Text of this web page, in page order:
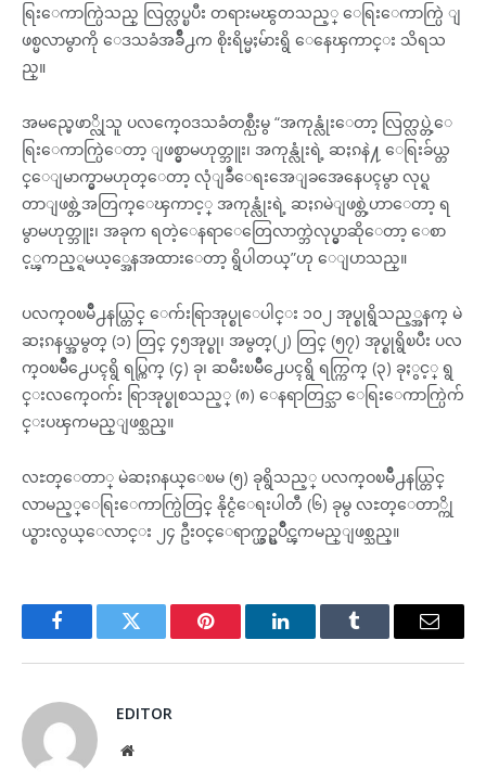
ရြးေကာက္ပြဲသည္ လြတ္လပ္ၿပီး တရားမၽွတသည့္ ေရြးေကာက္ပြဲ ျ
ဖစ္မလာမွာကို ေဒသခံအခ်ိဳ႕က စိုးရိမ္မႈမ်ားရွိ ေနေၾကာင္း သိရသ
ည္။
အမည္မေဖာ္လိုသူ ပလက္ဝေဒသခံတစ္ဉီးမွ “အကုန္လုံးေတာ့ လြတ္လပ္တဲ့ေ
ရြးေကာက္ပြဲေတာ့ ျဖစ္မွာမဟုတ္ဘူး၊ အကုန္လုံးရဲ့ ဆႏၵနဲ႔ ေရြးခ်ယ္တ
င္ေျမာက္မွာမဟုတ္ေတာ့ လုံျခဳံေရးအေျခအေနေပၚမွာ လုပ္ရ
တာျဖစ္တဲ့အတြက္ေၾကာင့္ အကုန္လုံးရဲ့ ဆႏၵမဲျဖစ္တဲ့ဟာေတာ့ ရ
မွာမဟုတ္ဘူး၊ အခုက ရတဲ့ေနရာေတြေလာက္ဘဲလုပ္မွာဆိုေတာ့ ေစာ
င့္ၾကည့္ရမယ့္အေနအထားေတာ့ ရွိပါတယ္”ဟု ေျပာသည္။
ပလက္ဝၿမိဳ႕နယ္တြင္ ေက်းရြာအုပ္စုေပါင္း ၁၀၂ အုပ္စုရွိသည့္အနက္ မဲ
ဆႏၵနယ္အမွတ္ (၁) တြင္ ၄၅အုပ္စု၊ အမွတ္(၂) တြင္ (၅၇) အုပ္စုရွိၿပီး ပလ
က္ဝၿမိဳ႕ေပၚရွိ ရပ္ကြက္ (၄) ခု၊ ဆမီးၿမိဳ႕ေပၚရွိ ရက္ကြက္ (၃) ခုႏွင့္ ရွ
င္းလက္ဝေက်း ရြာအုပ္စုစသည့္ (၈) ေနရာတြင္သာ ေရြးေကာက္ပြဲက်
င္းပၾကမည္ျဖစ္သည္။
လႊတ္ေတာ္ မဲဆႏၵနယ္ေၿမ (၅) ခုရွိသည့္ ပလက္ဝၿမိဳ႕နယ္တြင္
လာမည့္ေရြးေကာက္ပြဲတြင္ နိုင္ငံေရးပါတီ (၆) ခုမွ လႊတ္ေတာ္ကို
ယ္စားလွယ္ေလာင္း ၂၄ ဦးဝင္ေရာက္ယွဥ္ၿပိဳင္ၾကမည္ျဖစ္သည္။
FacebookTwitter Pinterest LinkedInTumblr Email
EDITOR
Website